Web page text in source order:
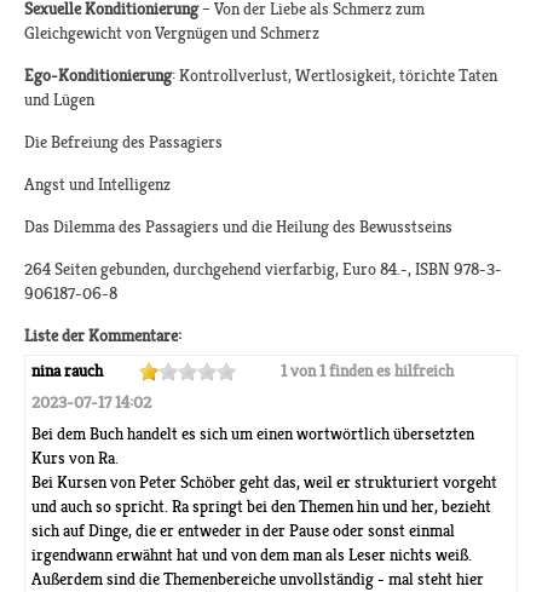
Sexuelle Konditionierung– Von der Liebe als Schmerz zum
Gleichgewicht von Vergnügen und Schmerz
Ego-Konditionierung: Kontrollverlust, Wertlosigkeit, törichte Taten
und Lügen
Die Befreiung des Passagiers
Angst und Intelligenz
Das Dilemma des Passagiers und die Heilung des Bewusstseins
264 Seiten gebunden, durchgehend vierfarbig, Euro 84.-, ISBN 978-3-
906187-06-8
Liste der Kommentare:
nina rauch
1 von 1 finden es hilfreich
2023-07-17 14:02
Bei dem Buch handelt es sich um einen wortwörtlich übersetzten
Kurs von Ra.
Bei Kursen von Peter Schöber geht das, weil er strukturiert vorgeht
und auch so spricht. Ra springt bei den Themen hin und her, bezieht
sich auf Dinge, die er entweder in der Pause oder sonst einmal
irgendwann erwähnt hat und von dem man als Leser nichts weiß.
Außerdem sind die Themenbereiche unvollständig - mal steht hier